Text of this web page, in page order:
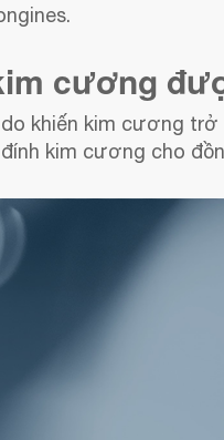
cương
khiến kim cương
kim cương cho